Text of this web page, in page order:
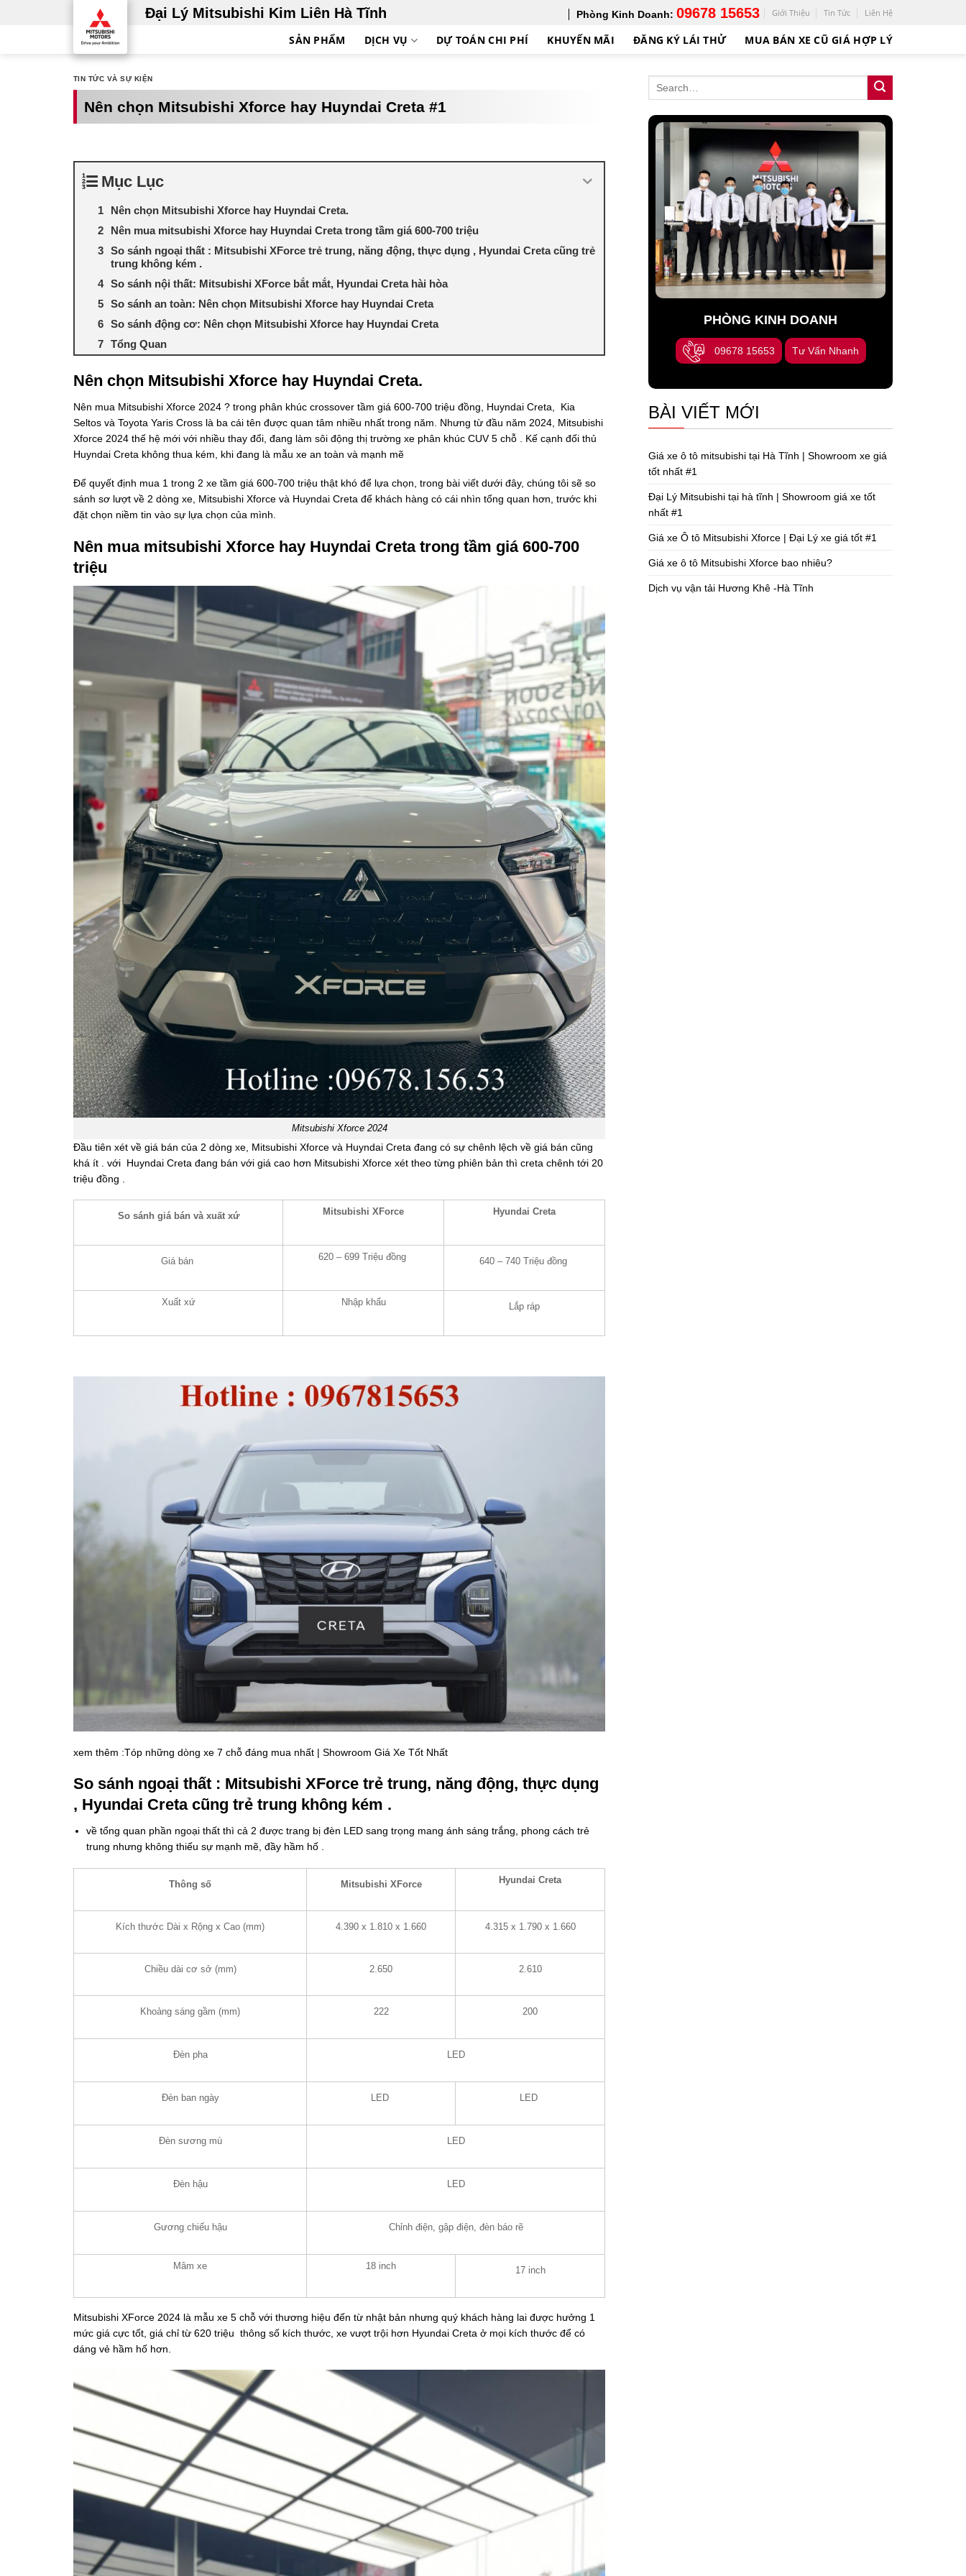
Đại Lý Mitsubishi Kim Liên Hà Tĩnh Phòng Kinh Doanh: 09678 15653 Giới Thiệu Tin Tức Liên Hệ
SẢN PHẨM DỊCH VỤ DỰ TOÁN CHI PHÍ KHUYẾN MÃI ĐĂNG KÝ LÁI THỬ MUA BÁN XE CŨ GIÁ HỢP LÝ
TIN TỨC VÀ SỰ KIỆN
Nên chọn Mitsubishi Xforce hay Huyndai Creta #1
Mục Lục
Nên chọn Mitsubishi Xforce hay Huyndai Creta.
Nên mua mitsubishi Xforce hay Huyndai Creta trong tầm giá 600-700 triệu
So sánh ngoại thất : Mitsubishi XForce trẻ trung, năng động, thực dụng , Hyundai Creta cũng trẻ
trung không kém .
So sánh nội thất: Mitsubishi XForce bắt mắt, Hyundai Creta hài hòa
So sánh an toàn: Nên chọn Mitsubishi Xforce hay Huyndai Creta
So sánh động cơ: Nên chọn Mitsubishi Xforce hay Huyndai Creta
Tổng Quan
Nên chọn Mitsubishi Xforce hay Huyndai Creta.
Nên mua Mitsubishi Xforce 2024 ? trong phân khúc crossover tầm giá 600-700 triệu đồng, Huyndai Creta, Kia
Seltos và Toyota Yaris Cross là ba cái tên được quan tâm nhiều nhất trong năm. Nhưng từ đầu năm 2024, Mitsubishi
Xforce 2024 thế hệ mới với nhiều thay đổi, đang làm sôi động thị trường xe phân khúc CUV 5 chỗ . Kế cạnh đối thủ
Huyndai Creta không thua kém, khi đang là mẫu xe an toàn và mạnh mẽ
Để quyết định mua 1 trong 2 xe tầm giá 600-700 triệu thật khó để lựa chọn, trong bài viết dưới đây, chúng tôi sẽ so
sánh sơ lượt về 2 dòng xe, Mitsubishi Xforce và Huyndai Creta để khách hàng có cái nhìn tổng quan hơn, trước khi
đặt chọn niềm tin vào sự lựa chọn của mình.
Nên mua mitsubishi Xforce hay Huyndai Creta trong tầm giá 600-700
triệu
Mitsubishi Xforce 2024
Đầu tiên xét về giá bán của 2 dòng xe, Mitsubishi Xforce và Huyndai Creta đang có sự chênh lệch về giá bán cũng
khá ít . với Huyndai Creta đang bán với giá cao hơn Mitsubishi Xforce xét theo từng phiên bản thì creta chênh tới 20
triệu đồng .
So sánh giá bán và xuất xứ Mitsubishi XForce Hyundai Creta
Giá bán 620 – 699 Triệu đồng 640 – 740 Triệu đồng
Xuất xứ Nhập khẩu Lắp ráp
xem thêm :Tóp những dòng xe 7 chỗ đáng mua nhất | Showroom Giá Xe Tốt Nhất
So sánh ngoại thất : Mitsubishi XForce trẻ trung, năng động, thực dụng
, Hyundai Creta cũng trẻ trung không kém .
về tổng quan phần ngoại thất thì cả 2 được trang bị đèn LED sang trọng mang ánh sáng trắng, phong cách trẻ
trung nhưng không thiếu sự mạnh mẽ, đầy hầm hố .
Thông số Mitsubishi XForce Hyundai Creta
Kích thước Dài x Rộng x Cao (mm) 4.390 x 1.810 x 1.660 4.315 x 1.790 x 1.660
Chiều dài cơ sở (mm) 2.650 2.610
Khoảng sáng gầm (mm) 222 200
Đèn pha LED
Đèn ban ngày LED LED
Đèn sương mù LED
Đèn hậu LED
Gương chiếu hậu Chỉnh điện, gập điện, đèn báo rẽ
Mâm xe 18 inch 17 inch
Mitsubishi XForce 2024 là mẫu xe 5 chỗ với thương hiệu đến từ nhật bản nhưng quý khách hàng lai được hưởng 1
mức giá cực tốt, giá chỉ từ 620 triệu thông số kích thước, xe vượt trội hơn Hyundai Creta ở mọi kích thước để có
dáng vẻ hầm hố hơn.
PHÒNG KINH DOANH
09678 15653 Tư Vấn Nhanh
BÀI VIẾT MỚI
Giá xe ô tô mitsubishi tại Hà Tĩnh | Showroom xe giá
tốt nhất #1
Đại Lý Mitsubishi tại hà tĩnh | Showroom giá xe tốt
nhất #1
Giá xe Ô tô Mitsubishi Xforce | Đại Lý xe giá tốt #1
Giá xe ô tô Mitsubishi Xforce bao nhiêu?
Dịch vụ vận tải Hương Khê -Hà Tĩnh